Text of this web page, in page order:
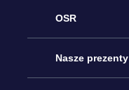
OSR
Obsługa
Nasze prezenty